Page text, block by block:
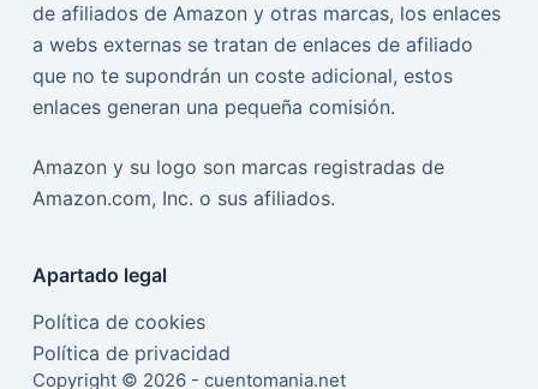
de afiliados de Amazon y otras marcas, los enlaces
a webs externas se tratan de enlaces de afiliado
que no te supondrán un coste adicional, estos
enlaces generan una pequeña comisión.
Amazon y su logo son marcas registradas de
Amazon.com, Inc. o sus afiliados.
Apartado legal
Política de cookies
Política de privacidad
Copyright © 2026 - cuentomania.net